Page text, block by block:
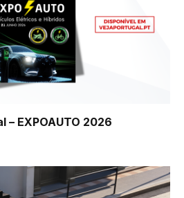
– EXPOAUTO 2026